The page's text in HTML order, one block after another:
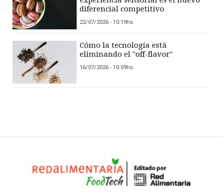
diferencial competitivo
22/07/2026 - 10:19hs.
Cómo la tecnología está
eliminando el "off-flavor"
16/07/2026 - 10:09hs.